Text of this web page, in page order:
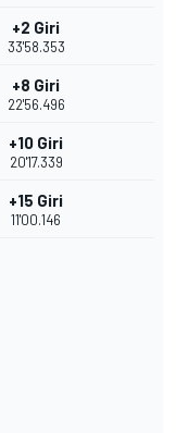
+2 Giri
33'58.353
+8 Giri
22'56.496
+10 Giri
20'17.339
+15 Giri
11'00.146